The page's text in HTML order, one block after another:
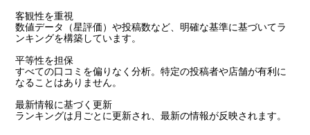
客観性を重視
数値データ（星評価）や投稿数など、明確な基準に基づいてラ
ンキングを構築しています。
平等性を担保
すべての口コミを偏りなく分析。特定の投稿者や店舗が有利に
なることはありません。
最新情報に基づく更新
ランキングは月ごとに更新され、最新の情報が反映されます。